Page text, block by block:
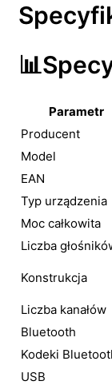
Parametr
Producent
Model
EAN
Typ urządzenia
Moc całkowita
Liczba
Konstrukcja
Liczba kanałów
Bluetooth
Kodeki
USB